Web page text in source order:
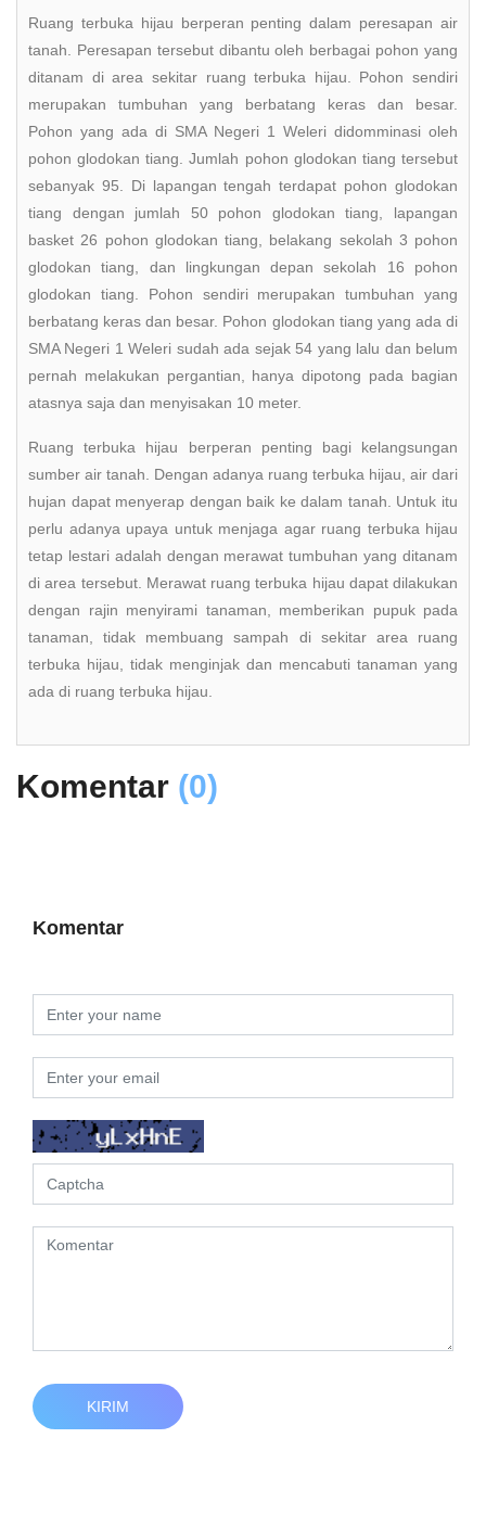
Ruang terbuka hijau berperan penting dalam peresapan air
tanah. Peresapan tersebut dibantu oleh berbagai pohon yang
ditanam di area sekitar ruang terbuka hijau. Pohon sendiri
merupakan tumbuhan yang berbatang keras dan besar.
Pohon yang ada di SMA Negeri 1 Weleri didomminasi oleh
pohon glodokan tiang. Jumlah pohon glodokan tiang tersebut
sebanyak 95. Di lapangan tengah terdapat pohon glodokan
tiang dengan jumlah 50 pohon glodokan tiang, lapangan
basket 26 pohon glodokan tiang, belakang sekolah 3 pohon
glodokan tiang, dan lingkungan depan sekolah 16 pohon
glodokan tiang. Pohon sendiri merupakan tumbuhan yang
berbatang keras dan besar. Pohon glodokan tiang yang ada di
SMA Negeri 1 Weleri sudah ada sejak 54 yang lalu dan belum
pernah melakukan pergantian, hanya dipotong pada bagian
atasnya saja dan menyisakan 10 meter.
Ruang terbuka hijau berperan penting bagi kelangsungan
sumber air tanah. Dengan adanya ruang terbuka hijau, air dari
hujan dapat menyerap dengan baik ke dalam tanah. Untuk itu
perlu adanya upaya untuk menjaga agar ruang terbuka hijau
tetap lestari adalah dengan merawat tumbuhan yang ditanam
di area tersebut. Merawat ruang terbuka hijau dapat dilakukan
dengan rajin menyirami tanaman, memberikan pupuk pada
tanaman, tidak membuang sampah di sekitar area ruang
terbuka hijau, tidak menginjak dan mencabuti tanaman yang
ada di ruang terbuka hijau.
Komentar (0)
Komentar
KIRIM